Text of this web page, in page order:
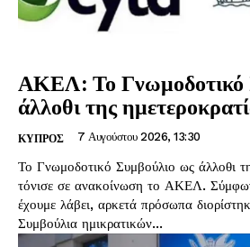
ΑΚΕΛ: Το Γνωμοδοτικό
άλλοθι της
ΚΥΠΡΟΣ 7 Αυγούστου 2026, 13:30
Το Γνωμοδοτικό Συμβούλιο ως άλλοθι
τόνισε σε ανακοίνωση το ΑΚΕΛ. Σύμφωνα με πληροφορίες που
έχουμε λάβει, αρκετά πρόσωπα
Συμβούλια ημικρατικών...